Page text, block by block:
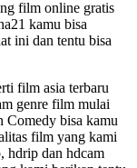
film online gratis
kamu bisa
ini dan tentu bisa
film asia terbaru
genre film mulai
bisa kamu
film yang kami
hdrip dan hdcam